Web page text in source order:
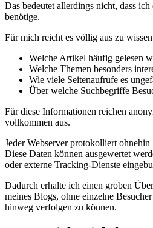
Das bedeutet allerdings nicht, dass
benötige.
Für mich reicht es völlig aus zu
Welche Artikel häufig gelesen
Welche Themen besonders
Wie viele Seitenaufrufe es
Über welche Suchbegriffe
Für diese Informationen reichen
vollkommen aus.
Jeder Webserver protokolliert
Diese Daten können ausgewertet
oder externe Tracking-Dienste
Dadurch erhalte ich einen groben
meines Blogs, ohne einzelne
hinweg verfolgen zu können.